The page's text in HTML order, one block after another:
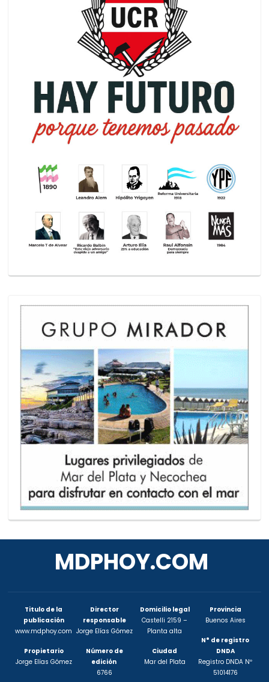
MDPHOY.COM
Titulo de la
publicación
www.mdphoy.com
Propietario
Jorge Elías Gómez
Director
responsable
Jorge Elías Gómez
Número de
edición
6766
Domicilio legal
Castelli 2159 –
Planta alta
Ciudad
Mar del Plata
Provincia
Buenos Aires
N° de registro
DNDA
Registro DNDA Nº
51014176